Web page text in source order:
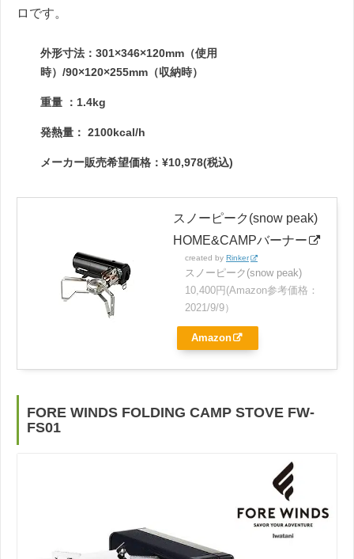
ロです。
外形寸法：301×346×120mm（使用
時）/90×120×255mm（収納時）
重量 ：1.4kg
発熱量： 2100kcal/h
メーカー販売希望価格：¥10,978(税込)
スノーピーク(snow peak)
HOME&CAMPバーナー
created by Rinker
スノーピーク(snow peak)
10,400円(Amazon参考価格：
2021/9/9）
Amazon
FORE WINDS FOLDING CAMP STOVE FW-
FS01